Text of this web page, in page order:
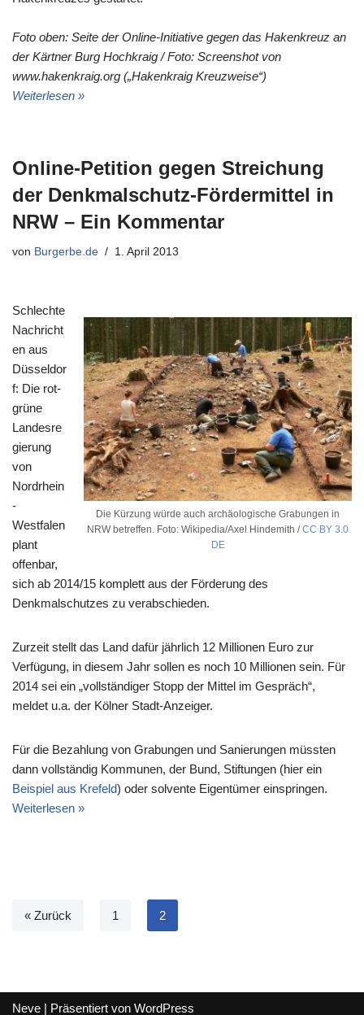
Foto oben: Seite der Online-Initiative gegen das Hakenkreuz an
der Kärtner Burg Hochkraig / Foto: Screenshot von
www.hakenkraig.org („Hakenkraig Kreuzweise“)
Weiterlesen »
Online-Petition gegen Streichung
der Denkmalschutz-Fördermittel in
NRW – Ein Kommentar
von Burgerbe.de 1. April 2013
Die Kürzung würde auch archäologische Grabungen in
NRW betreffen. Foto: Wikipedia/Axel Hindemith /CC BY 3.0
DE
Schlechte
Nachricht
en aus
Düsseldor
f: Die rot-
grüne
Landesre
gierung
von
Nordrhein
-
Westfalen
plant
offenbar,
sich ab 2014/15 komplett aus der Förderung des
Denkmalschutzes zu verabschieden.
Zurzeit stellt das Land dafür jährlich 12 Millionen Euro zur
Verfügung, in diesem Jahr sollen es noch 10 Millionen sein. Für
2014 sei ein „vollständiger Stopp der Mittel im Gespräch“,
meldet u.a. der Kölner Stadt-Anzeiger.
Für die Bezahlung von Grabungen und Sanierungen müssten
dann vollständig Kommunen, der Bund, Stiftungen (hier ein
Beispiel aus Krefeld) oder solvente Eigentümer einspringen.
Weiterlesen »
« Zurück 1 2
Neve | Präsentiert von WordPress